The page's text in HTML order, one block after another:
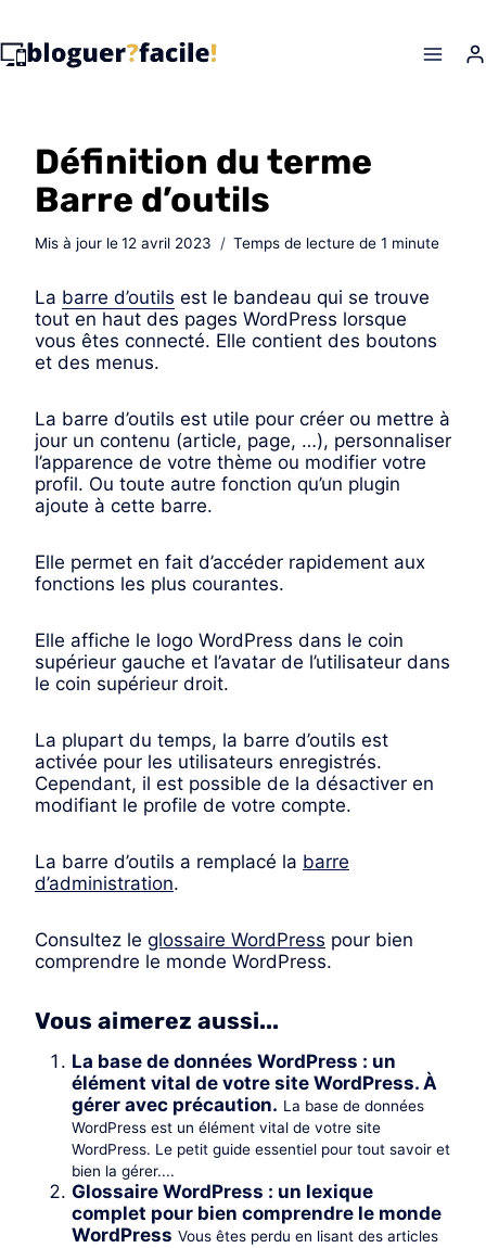
content
Définition du terme
Barre d’outils
Mis à jour le12 avril 2023 Temps de lecture de1 minute
La barre d’outils est le bandeau qui se trouve
tout en haut des pages WordPress lorsque
vous êtes connecté. Elle contient des boutons
et des menus.
La barre d’outils est utile pour créer ou mettre à
jour un contenu (article, page, …), personnaliser
l’apparence de votre thème ou modifier votre
profil. Ou toute autre fonction qu’un plugin
ajoute à cette barre.
Elle permet en fait d’accéder rapidement aux
fonctions les plus courantes.
Elle affiche le logo WordPress dans le coin
supérieur gauche et l’avatar de l’utilisateur dans
le coin supérieur droit.
La plupart du temps, la barre d’outils est
activée pour les utilisateurs enregistrés.
Cependant, il est possible de la désactiver en
modifiant le profile de votre compte.
La barre d’outils a remplacé la barre
d’administration.
Consultez le glossaire WordPress pour bien
comprendre le monde WordPress.
Vous aimerez aussi...
La base de données WordPress : un
élément vital de votre site WordPress. À
gérer avec précaution. La base de données
WordPress est un élément vital de votre site
WordPress. Le petit guide essentiel pour tout savoir et
bien la gérer....
Glossaire WordPress : un lexique
complet pour bien comprendre le monde
WordPress Vous êtes perdu en lisant des articles